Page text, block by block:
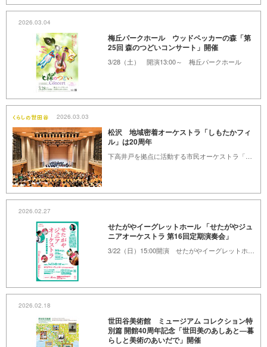
2026.03.04
梅丘パークホール ウッドペッカーの森「第
25回 森のつどいコンサート」開催
3/28（土） 開演13:00～ 梅丘パークホール
2026.03.03
松沢 地域密着オーケストラ「しもたかフィ
ル」は20周年
2026.02.27
せたがやイーグレットホール 「せたがやジュ
ニアオーケストラ 第16回定期演奏会」
2026.02.18
世田谷美術館 ミュージアム コレクション特
別篇 開館40周年記念「世田美のあしあと―暮
らしと美術のあいだで」開催